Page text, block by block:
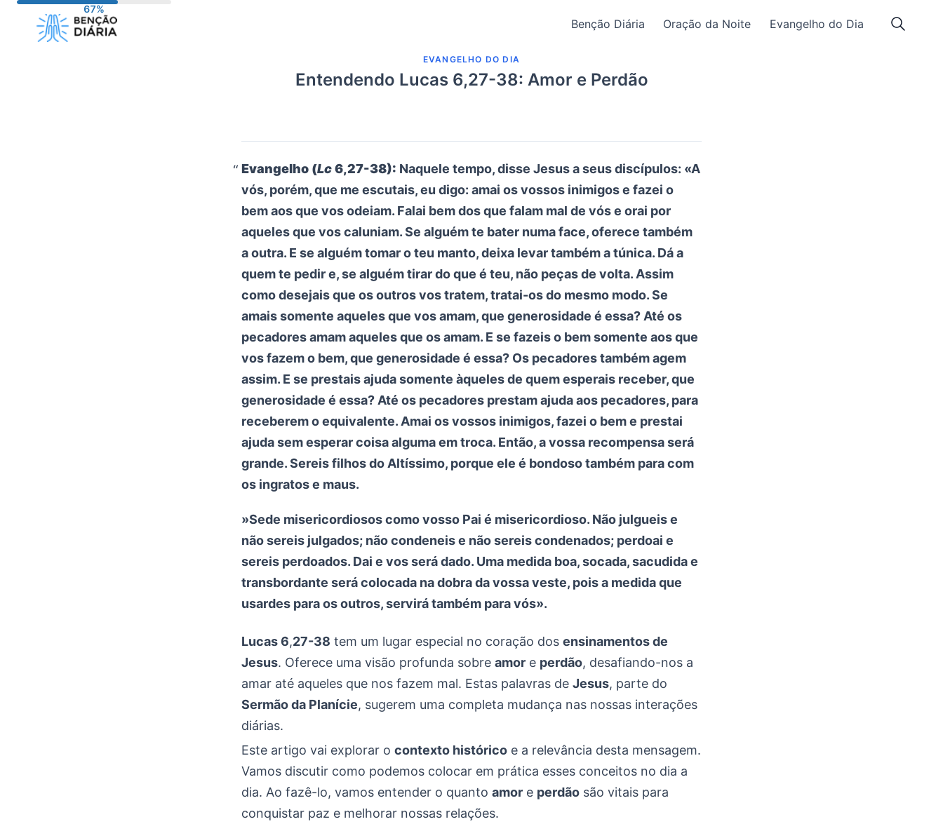
Benção Diária Oração da Noite Evangelho do Dia
EVANGELHO DO DIA
Entendendo Lucas 6,27-38: Amor e Perdão
Evangelho (Lc6,27-38): Naquele tempo, disse Jesus a seus discípulos: «A
vós, porém, que me escutais, eu digo: amai os vossos inimigos e fazei o
bem aos que vos odeiam. Falai bem dos que falam mal de vós e orai por
aqueles que vos caluniam. Se alguém te bater numa face, oferece também
a outra. E se alguém tomar o teu manto, deixa levar também a túnica. Dá a
quem te pedir e, se alguém tirar do que é teu, não peças de volta. Assim
como desejais que os outros vos tratem, tratai-os do mesmo modo. Se
amais somente aqueles que vos amam, que generosidade é essa? Até os
pecadores amam aqueles que os amam. E se fazeis o bem somente aos que
vos fazem o bem, que generosidade é essa? Os pecadores também agem
assim. E se prestais ajuda somente àqueles de quem esperais receber, que
generosidade é essa? Até os pecadores prestam ajuda aos pecadores, para
receberem o equivalente. Amai os vossos inimigos, fazei o bem e prestai
ajuda sem esperar coisa alguma em troca. Então, a vossa recompensa será
grande. Sereis filhos do Altíssimo, porque ele é bondoso também para com
os ingratos e maus.
»Sede misericordiosos como vosso Pai é misericordioso. Não julgueis e
não sereis julgados; não condeneis e não sereis condenados; perdoai e
sereis perdoados. Dai e vos será dado. Uma medida boa, socada, sacudida e
transbordante será colocada na dobra da vossa veste, pois a medida que
usardes para os outros, servirá também para vós».
Lucas 6,27-38 tem um lugar especial no coração dos ensinamentos de
Jesus. Oferece uma visão profunda sobre amor e perdão, desafiando-nos a
amar até aqueles que nos fazem mal. Estas palavras de Jesus, parte do
Sermão da Planície, sugerem uma completa mudança nas nossas interações
diárias.
Este artigo vai explorar o contexto histórico e a relevância desta mensagem.
Vamos discutir como podemos colocar em prática esses conceitos no dia a
dia. Ao fazê-lo, vamos entender o quanto amor e perdão são vitais para
conquistar paz e melhorar nossas relações.